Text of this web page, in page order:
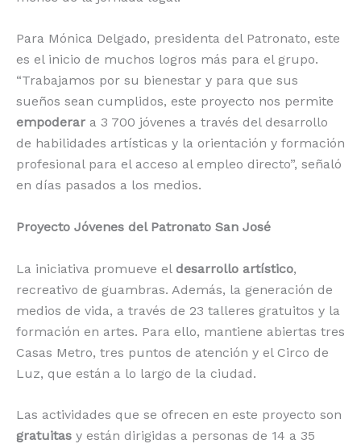
Para Mónica Delgado, presidenta del Patronato, este
es el inicio de muchos logros más para el grupo.
“Trabajamos por su bienestar y para que sus
sueños sean cumplidos, este proyecto nos permite
empoderar a 3 700 jóvenes a través del desarrollo
de habilidades artísticas y la orientación y formación
profesional para el acceso al empleo directo”, señaló
en días pasados a los medios.
Proyecto Jóvenes del Patronato San José
La iniciativa promueve el desarrollo artístico,
recreativo de guambras. Además, la generación de
medios de vida, a través de 23 talleres gratuitos y la
formación en artes. Para ello, mantiene abiertas tres
Casas Metro, tres puntos de atención y el Circo de
Luz, que están a lo largo de la ciudad.
Las actividades que se ofrecen en este proyecto son
gratuitas y están dirigidas a personas de 14 a 35